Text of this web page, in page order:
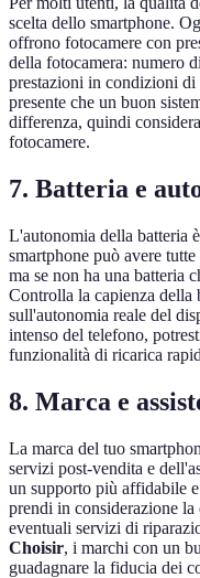
scelta dello smartphone.
offrono fotocamere con
della fotocamera: numero
prestazioni in condizioni
presente che un buon
differenza, quindi
fotocamere.
7. Batteria e
L'autonomia della batteria
smartphone può avere
ma se non ha una batteria
Controlla la capienza della
sull'autonomia reale del
intenso del telefono,
funzionalità di ricarica
8. Marca e
La marca del tuo
servizi post-vendita e
un supporto più affidabile
prendi in considerazione
eventuali servizi di
Choisir, i marchi con un
guadagnare la fiducia dei